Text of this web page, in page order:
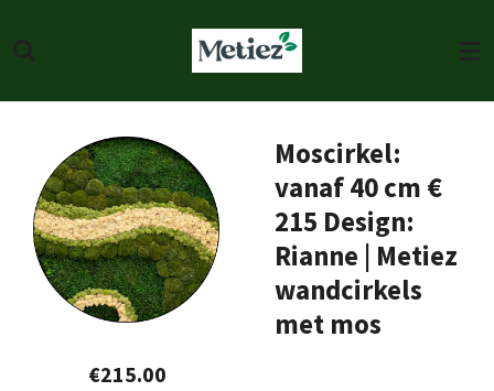
to
content
Moscirkel:
vanaf 40 cm €
215 Design:
Rianne | Metiez
wandcirkels
met mos
€215.00